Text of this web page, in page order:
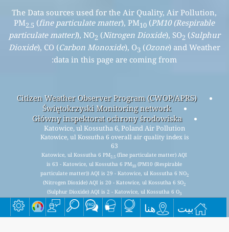
بيت هنا
The Data sources used for the Air Quality, Air Pollution,
PM2.5(fine particulate matter), PM10(PM10 (Respirable
particulate matter)), NO2 (Nitrogen Dioxide), SO2 (Sulphur
Dioxide), CO (Carbon Monoxide), O3 (Ozone ) and Weather
data in this page are coming from:
Citizen Weather Observer Program (CWOP/APRS)
Świętokrzyski Monitoring network
Główny inspektorat ochrony środowiska
Katowice, ul Kossutha 6, Poland Air Pollution
Katowice, ul Kossutha 6 overall air quality index is
63
Katowice, ul Kossutha 6 PM2.5(fine particulate matter) AQI
is 63 - Katowice, ul Kossutha 6 PM10(PM10 (Respirable
particulate matter)) AQI is 29 - Katowice, ul Kossutha 6 NO
(Nitrogen Dioxide) AQI is 20 - Katowice, ul Kossutha 6 SO
(Sulphur Dioxide) AQI is 2 - Katowice, ul Kossutha 6 O
(Ozone) AQI is 17 - Katowice, ul Kossutha 6 CO (Carbon
Monoxide) AQI is n/a -